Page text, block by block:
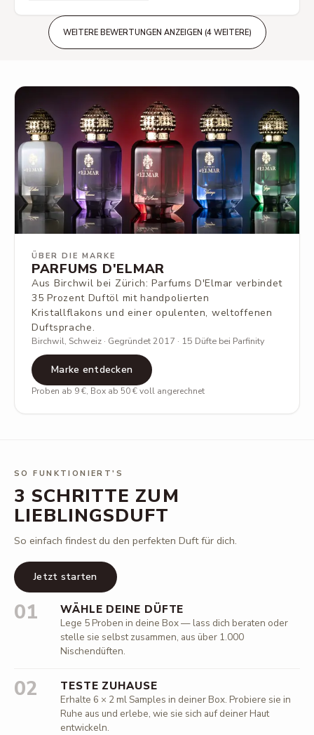
WEITERE BEWERTUNGEN ANZEIGEN (4 WEITERE)
ÜBER DIE MARKE
PARFUMS D'ELMAR
Aus Birchwil bei Zürich: Parfums D'Elmar verbindet
35 Prozent Duftöl mit handpolierten
Kristallflakons und einer opulenten, weltoffenen
Duftsprache.
Birchwil, Schweiz · Gegründet 2017 · 15 Düfte bei Parfinity
Marke entdecken
Proben ab 9 €, Box ab 50 € voll angerechnet
SO FUNKTIONIERT'S
3 SCHRITTE ZUM
LIEBLINGSDUFT
So einfach findest du den perfekten Duft für dich.
Jetzt starten
01 WÄHLE DEINE DÜFTE
Lege 5 Proben in deine Box — lass dich beraten oder
stelle sie selbst zusammen, aus über 1.000
Nischendüften.
02 TESTE ZUHAUSE
Erhalte 6 × 2 ml Samples in deiner Box. Probiere sie in
Ruhe aus und erlebe, wie sie sich auf deiner Haut
entwickeln.